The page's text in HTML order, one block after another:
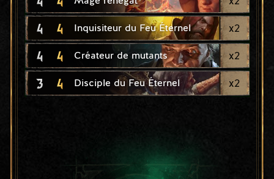
4 4 Inquisiteur du Feu Éternel x2
4 4 Créateur de mutants x2
3 4 Disciple du Feu Éternel x2